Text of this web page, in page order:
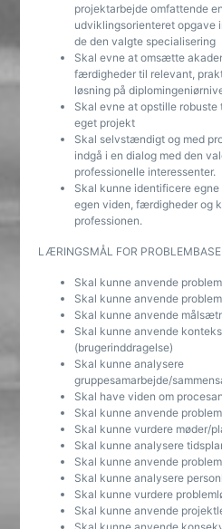
projektarbejde omfattende
udviklingsorienteret opgave
de den valgte specialisering
Skal evne at omsætte
færdigheder til relevant,
løsning på
Skal evne at opstille
eget projekt
Skal selvstændigt og med
indgå i en dialog med den
professionelle interessenter.
Skal kunne identificere
egen viden, færdigheder og
professionen.
LÆRINGSMÅL FOR
Skal kunne anvende
Skal kunne anvende
Skal kunne anvende
Skal kunne anvende
(brugerinddragelse)
Skal kunne analysere
gruppesamarbejde/
Skal have viden om
Skal kunne anvende
Skal kunne vurdere møder/
Skal kunne analysere
Skal kunne anvende
Skal kunne analysere
Skal kunne vurdere
Skal kunne anvende